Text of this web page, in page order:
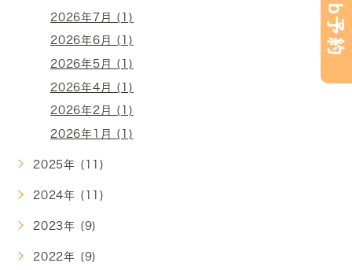
2026年7月 (1)
2026年6月 (1)
2026年5月 (1)
2026年4月 (1)
2026年2月 (1)
2026年1月 (1)
2025年 (11)
2024年 (11)
2023年 (9)
2022年 (9)